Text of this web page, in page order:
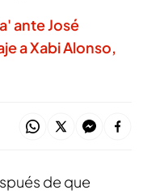
ante José
a Xabi Alonso,
de que